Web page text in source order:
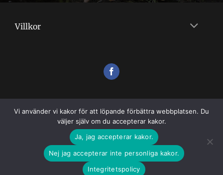
Villkor
VILLKOR
Copyright 2026 ©Flugshopen
Vi använder vi kakor för att löpande förbättra webbplatsen. Du
väljer själv om du accepterar kakor.
Ja, jag accepterar kakor.
Nej jag accepterar inte personliga kakor.
Integritetspolicy